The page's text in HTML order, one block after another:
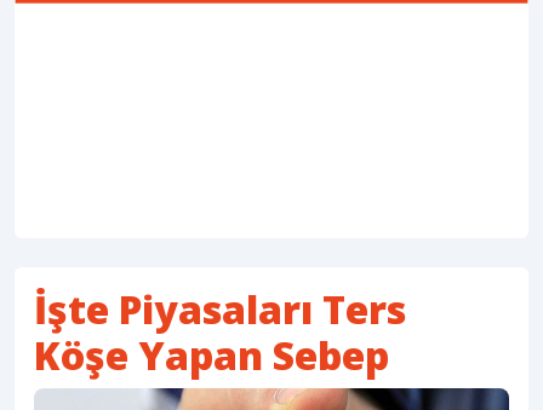
İşte Piyasaları Ters
Köşe Yapan Sebep